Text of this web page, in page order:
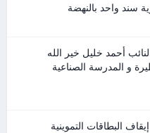
سند واحد بالنهضة
أحمد خليل خير الله
و المدرسة الصناعية
البطاقات التموينية